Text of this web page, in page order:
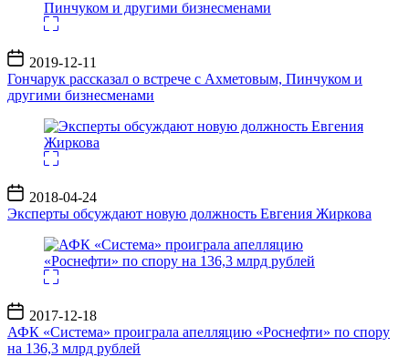
Дата
записи
2019-12-11
Гончарук рассказал о встрече с Ахметовым, Пинчуком и
другими бизнесменами
Дата
записи
2018-04-24
Эксперты обсуждают новую должность Евгения Жиркова
Дата
записи
2017-12-18
АФК «Система» проиграла апелляцию «Роснефти» по спору
на 136,3 млрд рублей